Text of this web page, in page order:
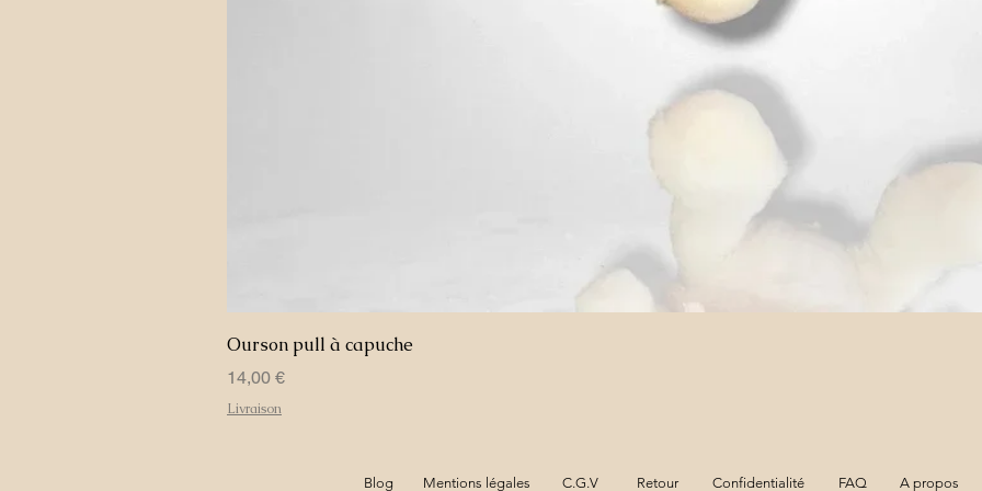
Ourson pull à capuche
Prix
14,00 €
Livraison
Blog Mentions légales C.G.V Retour Confidentialité FAQ A propos